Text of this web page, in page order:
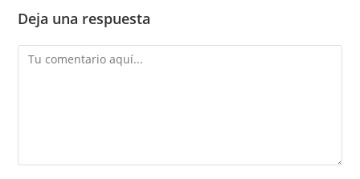
Deja una respuesta
Comentario